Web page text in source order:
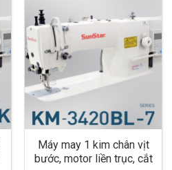
Máy may 1 kim chân vịt
bước, motor liền trục, cắt